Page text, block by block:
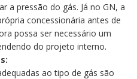
a pressão do gás. Já no GN, a
concessionária antes de
possa ser necessário um
do projeto interno.
ao tipo de gás são